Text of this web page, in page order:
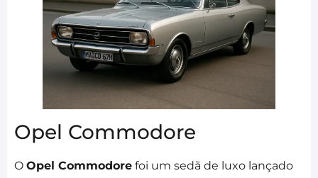
Opel Commodore
O Opel Commodore foi um sedã de luxo lançado